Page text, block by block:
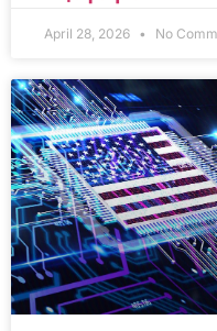
April 28, 2026 No